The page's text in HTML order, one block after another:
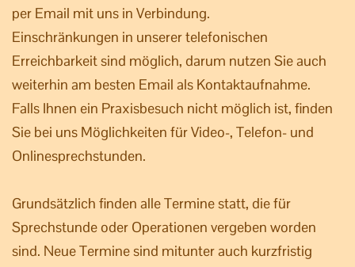
per Email mit uns in Verbindung.
Einschränkungen in unserer telefonischen
Erreichbarkeit sind möglich, darum nutzen Sie auch
weiterhin am besten Email als Kontaktaufnahme.
Falls Ihnen ein Praxisbesuch nicht möglich ist, finden
Sie bei uns Möglichkeiten für Video-, Telefon- und
Onlinesprechstunden.
Grundsätzlich finden alle Termine statt, die für
Sprechstunde oder Operationen vergeben worden
sind. Neue Termine sind mitunter auch kurzfristig